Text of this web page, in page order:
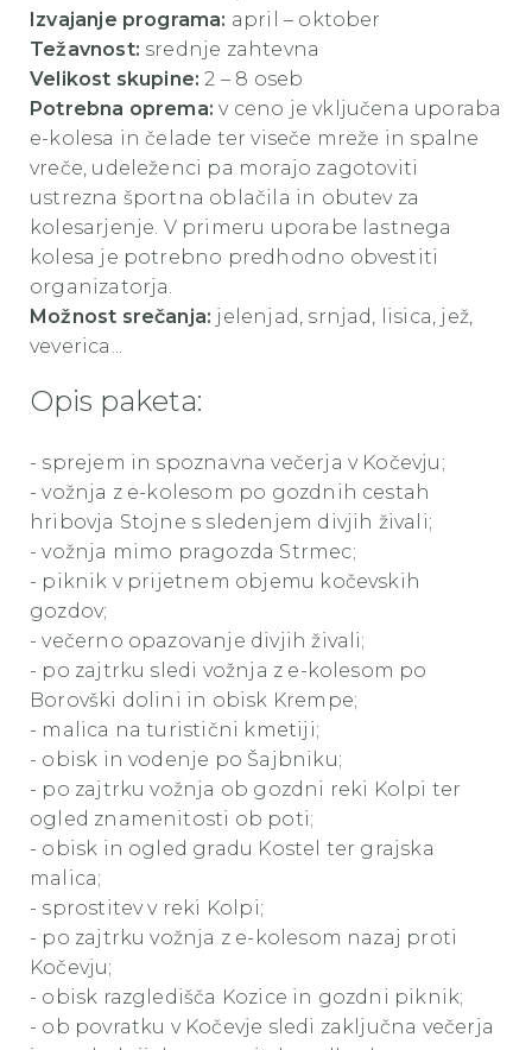
Izvajanje programa: april – oktober
Težavnost: srednje zahtevna
Velikost skupine: 2 – 8 oseb
Potrebna oprema: v ceno je vključena uporaba
e-kolesa in čelade ter viseče mreže in spalne
vreče, udeleženci pa morajo zagotoviti
ustrezna športna oblačila in obutev za
kolesarjenje. V primeru uporabe lastnega
kolesa je potrebno predhodno obvestiti
organizatorja.
Možnost srečanja: jelenjad, srnjad, lisica, jež,
veverica...
Opis paketa:
- sprejem in spoznavna večerja v Kočevju;
- vožnja z e-kolesom po gozdnih cestah
hribovja Stojne s sledenjem divjih živali;
- vožnja mimo pragozda Strmec;
- piknik v prijetnem objemu kočevskih
gozdov;
- večerno opazovanje divjih živali;
- po zajtrku sledi vožnja z e-kolesom po
Borovški dolini in obisk Krempe;
- malica na turistični kmetiji;
- obisk in vodenje po Šajbniku;
- po zajtrku vožnja ob gozdni reki Kolpi ter
ogled znamenitosti ob poti;
- obisk in ogled gradu Kostel ter grajska
malica;
- sprostitev v reki Kolpi;
- po zajtrku vožnja z e-kolesom nazaj proti
Kočevju;
- obisk razgledišča Kozice in gozdni piknik;
- ob povratku v Kočevje sledi zaključna večerja